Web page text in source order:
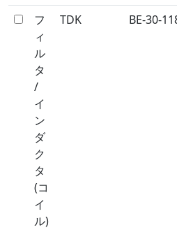
フ
ィ
ル
タ
/
イ
ン
ダ
ク
タ
(コ
イ
ル)
TDK BE-30-